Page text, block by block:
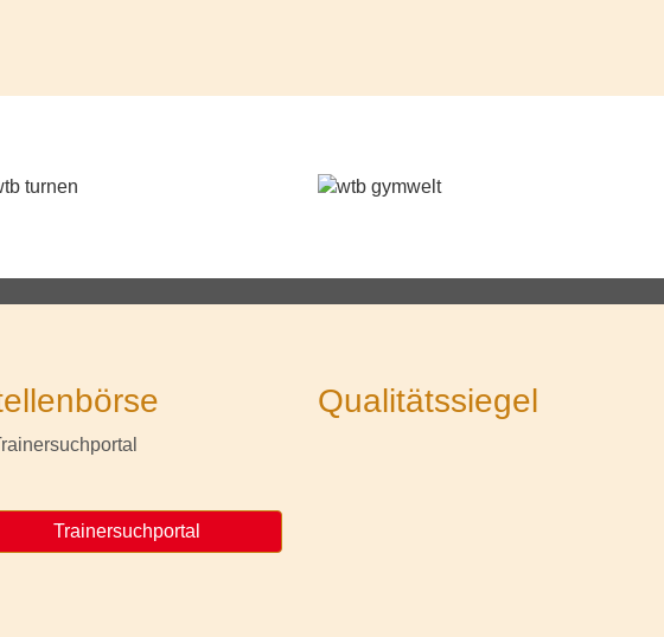
Trainersuchportal
Qualitätssiegel